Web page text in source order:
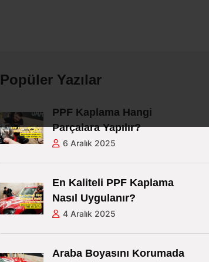
Popüler Yazılar
PPF Kaplama Hangi
Parçalara Yapılır?
6 Aralık 2025
En Kaliteli PPF Kaplama
Nasıl Uygulanır?
4 Aralık 2025
Araba Boyasını Korumada